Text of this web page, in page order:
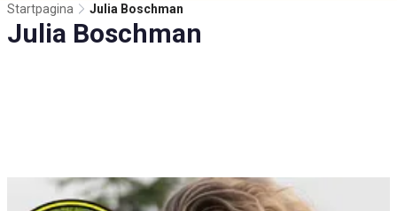
Startpagina Julia Boschman
Julia Boschman